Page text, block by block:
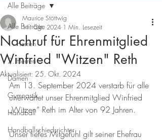
Alle Beiträge
1. Herren
2. Herren
Damen
Gymnastik
Handball
Handballschiedsrichter
Alle Beiträge
Nachruf für Ehrenmitglied
Winfried "Witzen" Reth
Maurice Stöttwig
11. Okt. 2024 1 Min. Lesezeit
Aktualisiert: 25. Okt. 2024
Am 13. September 2024 verstarb für alle
unerwartet unser Ehrenmitglied Winfried
„Witzen“ Reth im Alter von 92 Jahren.
Unser tiefes Mitgefühl gilt seiner Ehefrau